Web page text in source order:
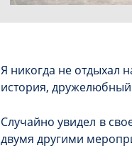
Я никогда не отдыхал
история,
Случайно увидел в
двумя другими